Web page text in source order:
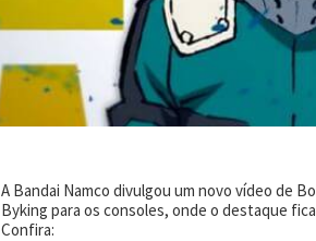
A Bandai Namco divulgou um novo vídeo de
Byking para os consoles, onde o destaque
Confira: